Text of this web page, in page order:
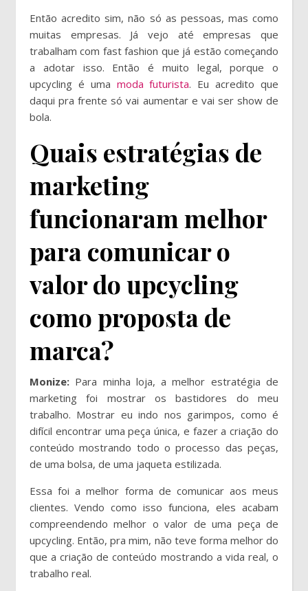
Então acredito sim, não só as pessoas, mas como
muitas empresas. Já vejo até empresas que
trabalham com fast fashion que já estão começando
a adotar isso. Então é muito legal, porque o
upcycling é uma moda futurista. Eu acredito que
daqui pra frente só vai aumentar e vai ser show de
bola.
Quais estratégias de
marketing
funcionaram melhor
para comunicar o
valor do upcycling
como proposta de
marca?
Monize: Para minha loja, a melhor estratégia de
marketing foi mostrar os bastidores do meu
trabalho. Mostrar eu indo nos garimpos, como é
difícil encontrar uma peça única, e fazer a criação do
conteúdo mostrando todo o processo das peças,
de uma bolsa, de uma jaqueta estilizada.
Essa foi a melhor forma de comunicar aos meus
clientes. Vendo como isso funciona, eles acabam
compreendendo melhor o valor de uma peça de
upcycling. Então, pra mim, não teve forma melhor do
que a criação de conteúdo mostrando a vida real, o
trabalho real.